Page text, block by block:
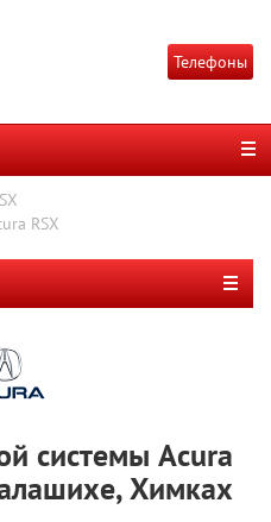
Телефоны
RSX
системы Acura
Химках